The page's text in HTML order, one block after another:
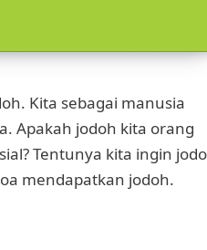
Kita sebagai manusia
Apakah jodoh kita orang
Tentunya kita ingin
mendapatkan jodoh.